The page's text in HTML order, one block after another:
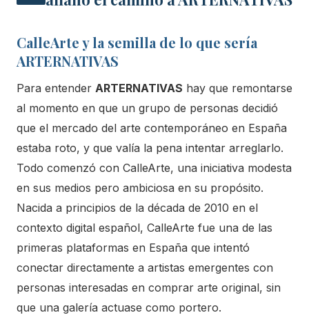
CalleArte y la semilla de lo que sería
ARTERNATIVAS
Para entender ARTERNATIVAS hay que remontarse
al momento en que un grupo de personas decidió
que el mercado del arte contemporáneo en España
estaba roto, y que valía la pena intentar arreglarlo.
Todo comenzó con CalleArte, una iniciativa modesta
en sus medios pero ambiciosa en su propósito.
Nacida a principios de la década de 2010 en el
contexto digital español, CalleArte fue una de las
primeras plataformas en España que intentó
conectar directamente a artistas emergentes con
personas interesadas en comprar arte original, sin
que una galería actuase como portero.